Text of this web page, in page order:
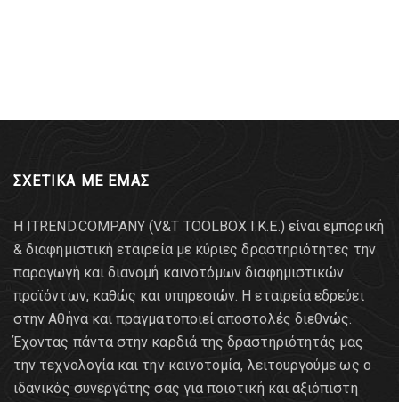
ΣΧΕΤΙΚΑ ΜΕ ΕΜΑΣ
Η ITREND.COMPANY (V&T TOOLBOX Ι.Κ.Ε.) είναι εμπορική
& διαφημιστική εταιρεία με κύριες δραστηριότητες την
παραγωγή και διανομή καινοτόμων διαφημιστικών
προϊόντων, καθώς και υπηρεσιών. Η εταιρεία εδρεύει
στην Αθήνα και πραγματοποιεί αποστολές διεθνώς.
Έχοντας πάντα στην καρδιά της δραστηριότητάς μας
την τεχνολογία και την καινοτομία, λειτουργούμε ως ο
ιδανικός συνεργάτης σας για ποιοτική και αξιόπιστη